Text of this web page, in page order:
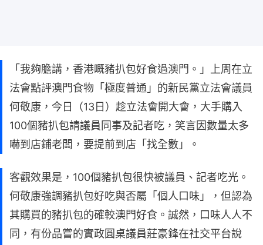
「我夠膽講，香港嘅豬扒包好食過澳門。」上周在立
法會點評澳門食物「極度普通」的新民黨立法會議員
何敬康，今日（13日）趁立法會開大會，大手購入
100個豬扒包請議員同事及記者吃，笑言因數量太多
嚇到店鋪老闆，要提前到店「找全數」。
客觀效果是，100個豬扒包很快被議員、記者吃光。
何敬康強調豬扒包好吃與否屬「個人口味」，但認為
其購買的豬扒包的確較澳門好食。誠然，口味人人不
同，有份品嘗的實政圓桌議員莊豪鋒在社交平台說